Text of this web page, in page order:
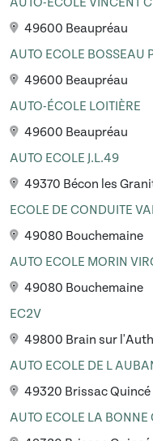
49600 Beaupréau
AUTO ECOLE BOSSEAU
49600 Beaupréau
AUTO-ÉCOLE LOITIÈRE
49600 Beaupréau
AUTO ECOLE J.L.49
49370 Bécon les
ECOLE DE CONDUITE
49080 Bouchemaine
AUTO ECOLE MORIN
49080 Bouchemaine
EC2V
49800 Brain sur
AUTO ECOLE DE L
49320 Brissac Quincé
AUTO ECOLE LA BONNE